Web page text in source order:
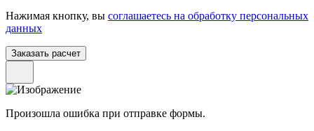
Нажимая кнопку, вы соглашаетесь на обработку персональных
данных
Произошла ошибка при отправке формы.